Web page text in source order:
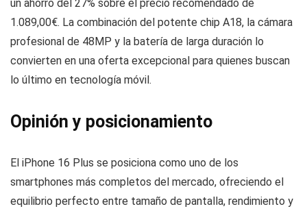
un ahorro del 27% sobre el precio recomendado de
1.089,00€. La combinación del potente chip A18, la cámara
profesional de 48MP y la batería de larga duración lo
convierten en una oferta excepcional para quienes buscan
lo último en tecnología móvil.
Opinión y posicionamiento
El iPhone 16 Plus se posiciona como uno de los
smartphones más completos del mercado, ofreciendo el
equilibrio perfecto entre tamaño de pantalla, rendimiento y